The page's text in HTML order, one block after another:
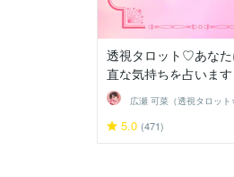
透視タロット♡あな
直な気持ちを占います
5.0 (471)